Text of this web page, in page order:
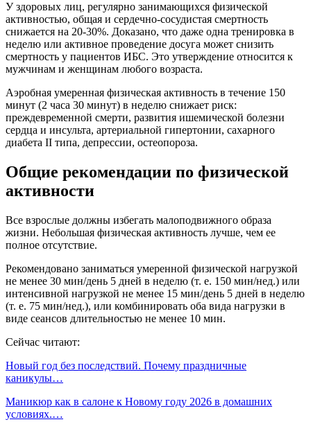
У здоровых лиц, регулярно занимающихся физической
активностью, общая и сердечно-сосудистая смертность
снижается на 20-30%. Доказано, что даже одна тренировка в
неделю или активное проведение досуга может снизить
смертность у пациентов ИБС. Это утверждение относится к
мужчинам и женщинам любого возраста.
Аэробная умеренная физическая активность в течение 150
минут (2 часа 30 минут) в неделю снижает риск:
преждевременной смерти, развития ишемической болезни
сердца и инсульта, артериальной гипертонии, сахарного
диабета II типа, депрессии, остеопороза.
Общие рекомендации по физической
активности
Все взрослые должны избегать малоподвижного образа
жизни. Небольшая физическая активность лучше, чем ее
полное отсутствие.
Рекомендовано заниматься умеренной физической нагрузкой
не менее 30 мин/день 5 дней в неделю (т. е. 150 мин/нед.) или
интенсивной нагрузкой не менее 15 мин/день 5 дней в неделю
(т. е. 75 мин/нед.), или комбинировать оба вида нагрузки в
виде сеансов длительностью не менее 10 мин.
Сейчас читают:
Новый год без последствий. Почему праздничные
каникулы…
Маникюр как в салоне к Новому году 2026 в домашних
условиях.…